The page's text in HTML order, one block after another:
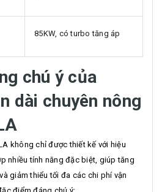
85KW, có turbo tăng áp
chú ý của
dài chuyên nông
không chỉ được thiết kế với hiệu
nhiều tính năng đặc biệt, giúp tăng
giảm thiểu tối đa các chi phí vận